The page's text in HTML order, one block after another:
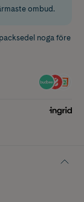
ombud.
noga före